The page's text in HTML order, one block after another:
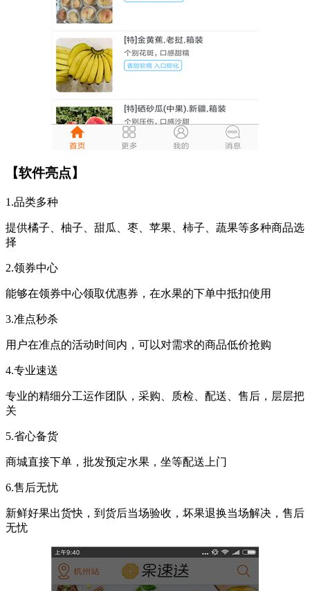
【软件亮点】
1.品类多种
提供橘子、柚子、甜瓜、枣、苹果、柿子、蔬果等多种商品选
择
2.领券中心
能够在领券中心领取优惠券，在水果的下单中抵扣使用
3.准点秒杀
用户在准点的活动时间内，可以对需求的商品低价抢购
4.专业速送
专业的精细分工运作团队，采购、质检、配送、售后，层层把
关
5.省心备货
商城直接下单，批发预定水果，坐等配送上门
6.售后无忧
新鲜好果出货快，到货后当场验收，坏果退换当场解决，售后
无忧